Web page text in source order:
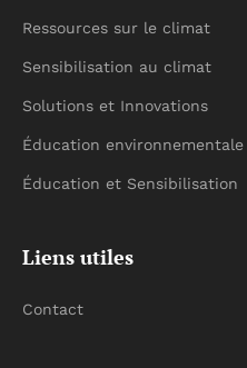
Ressources sur le climat
Sensibilisation au climat
Solutions et Innovations
Éducation environnementale
Éducation et Sensibilisation
Liens utiles
Contact